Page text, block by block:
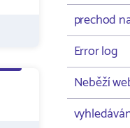
prechod
Error log
Neběží